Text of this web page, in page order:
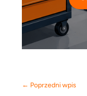
← Poprzedni wpis